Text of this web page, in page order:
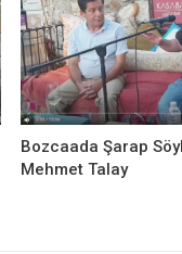
Bozcaada Şarap
Mehmet Talay